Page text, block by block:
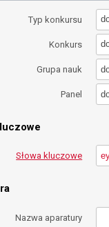
Typ konkursu
Konkurs
Grupa nauk
Panel
Słowa kluczowe
Nazwa aparatury